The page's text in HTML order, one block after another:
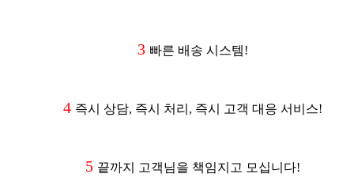
3 빠른 배송 시스템!
4 즉시 상담, 즉시 처리, 즉시 고객 대응 서비스!
5 끝까지 고객님을 책임지고 모십니다!